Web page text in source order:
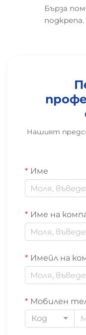
Бърза
подкрепа.
Нашият
Име
Име на
Имейл на
Мобилен
Код